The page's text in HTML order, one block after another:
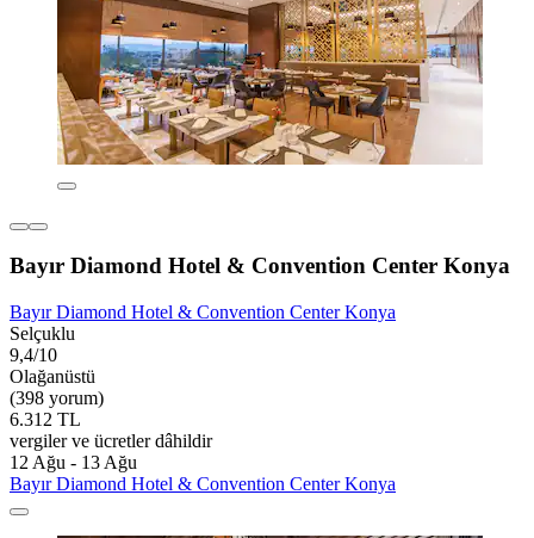
Bayır Diamond Hotel & Convention Center Konya
Bayır Diamond Hotel & Convention Center Konya
Selçuklu
9,4/10
Olağanüstü
(398 yorum)
6.312 TL
vergiler ve ücretler dâhildir
12 Ağu - 13 Ağu
Bayır Diamond Hotel & Convention Center Konya